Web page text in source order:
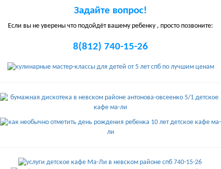
Задайте вопрос!
Если вы не уверены что подойдёт вашему ребенку , просто позвоните:
8(812) 740-15-26